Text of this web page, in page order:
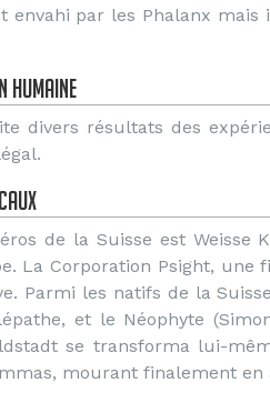
envahi par les Phalanx
divers résultats des
de la Suisse est Weisse
La Corporation Psight,
Parmi les natifs de la
et le Néophyte
se transforma lui-
mourant finalement